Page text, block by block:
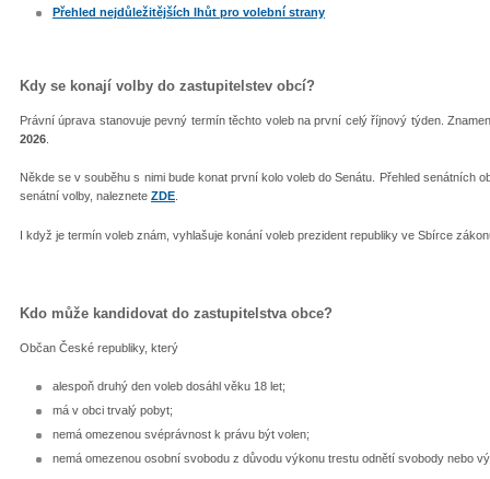
Přehled nejdůležitějších lhůt pro volební strany
Kdy se konají volby do zastupitelstev obcí?
Právní úprava stanovuje pevný termín těchto voleb na první celý říjnový týden.
2026
Někde se v souběhu s nimi bude konat první kolo voleb do Senátu. Přehled senátních
senátní volby, naleznete ZDE
I když je termín voleb znám, vyhlašuje konání voleb prezident republiky ve Sbírce
Kdo může kandidovat do zastupitelstva obce?
Občan České republiky, který
alespoň druhý den voleb dosáhl věku 18 let;
má v obci trvalý pobyt;
nemá omezenou svéprávnost k právu být volen;
nemá omezenou osobní svobodu z důvodu výkonu trestu odnětí svobody nebo